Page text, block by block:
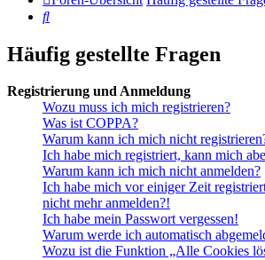
Suche
Häufig gestellte Fragen
Registrierung und Anmeldung
Wozu muss ich mich registrieren?
Was ist COPPA?
Warum kann ich mich nicht
Ich habe mich registriert, kann mich
Warum kann ich mich nicht anmelden?
Ich habe mich vor einiger Zeit
nicht mehr anmelden?!
Ich habe mein Passwort vergessen!
Warum werde ich automatisch
Wozu ist die Funktion „Alle Cookies